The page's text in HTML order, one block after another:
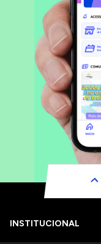
INSTITUCIONAL